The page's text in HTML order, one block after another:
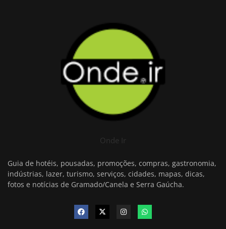
Onde Ir
Guia de hotéis, pousadas, promoções, compras, gastronomia,
indústrias, lazer, turismo, serviços, cidades, mapas, dicas,
fotos e notícias de Gramado/Canela e Serra Gaúcha.